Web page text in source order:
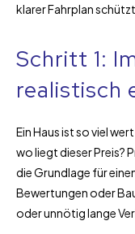
klarer Fahrplan
Schritt 1:
realistisch
Ein Haus ist so viel
wo liegt dieser Preis?
die Grundlage für
Bewertungen oder
oder unnötig lange